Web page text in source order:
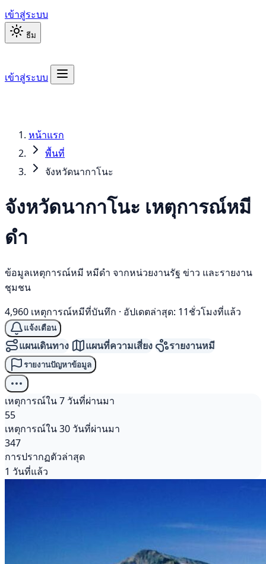
เข้าสู่ระบบ
ธีม
เข้าสู่ระบบ
หน้าแรก
พื้นที่
จังหวัดนากาโนะ
จังหวัดนากาโนะ เหตุการณ์หมี
ดำ
ข้อมูลเหตุการณ์หมี หมีดำ จากหน่วยงานรัฐ ข่าว และรายงาน
ชุมชน
4,960 เหตุการณ์หมีที่บันทึก · อัปเดตล่าสุด: 11ชั่วโมงที่แล้ว
แจ้งเตือน
แผนเดินทาง แผนที่ความเสี่ยง รายงานหมี
รายงานปัญหาข้อมูล
เหตุการณ์ใน 7 วันที่ผ่านมา
55
เหตุการณ์ใน 30 วันที่ผ่านมา
347
การปรากฏตัวล่าสุด
1 วันที่แล้ว